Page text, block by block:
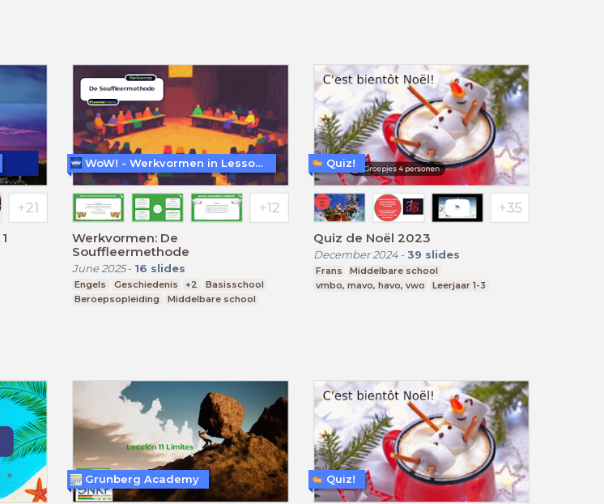
Werkvormen: De
Souffleermethode
June 2025- 16 slides
Engels Geschiedenis +2
Basisschool
Beroepsopleiding
Middelbare school
WoW! - Werkvormen in LessonUp
Quiz de Noël 2023
December 2024- 39 slides
Frans
Middelbare school
vmbo, mavo, havo, vwo
Leerjaar 1-3
Quiz!
Grunberg Academy Quiz!